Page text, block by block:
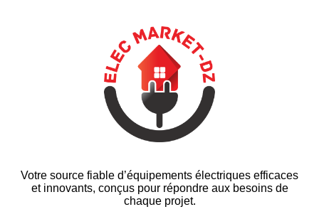
Votre source fiable d’équipements électriques efficaces
et innovants, conçus pour répondre aux besoins de
chaque projet.